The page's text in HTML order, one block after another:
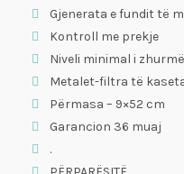
Gjenerata e fundit të
Kontroll me prekje
Niveli minimal i
Metalet-filtra të
Përmasa – 9×52 cm
Garancion 36 muaj
.